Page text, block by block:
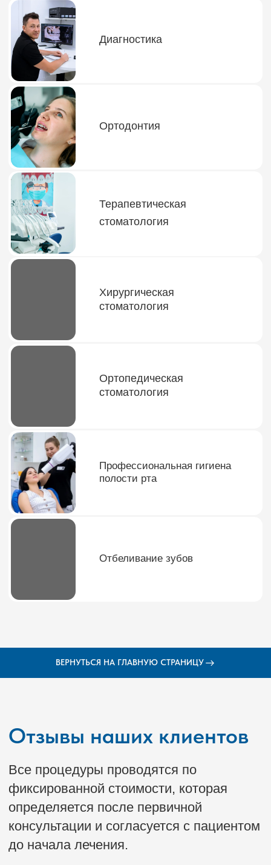
Терапевтическая
стоматология
Хирургическая
стоматология
Ортопедическая
стоматология
полости рта
Отбеливание зубов
ВЕРНУТЬСЯ НА ГЛАВНУЮ СТРАНИЦУ
фиксированной стоимости, которая
определяется после первичной
консультации и согласуется с пациентом
до начала лечения.
Отзывы наших клиентов